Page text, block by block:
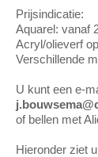
Prijsindicatie:
Aquarel: vanaf
Acryl/olieverf
Verschillende
U kunt een e-
of bellen met
Hieronder ziet